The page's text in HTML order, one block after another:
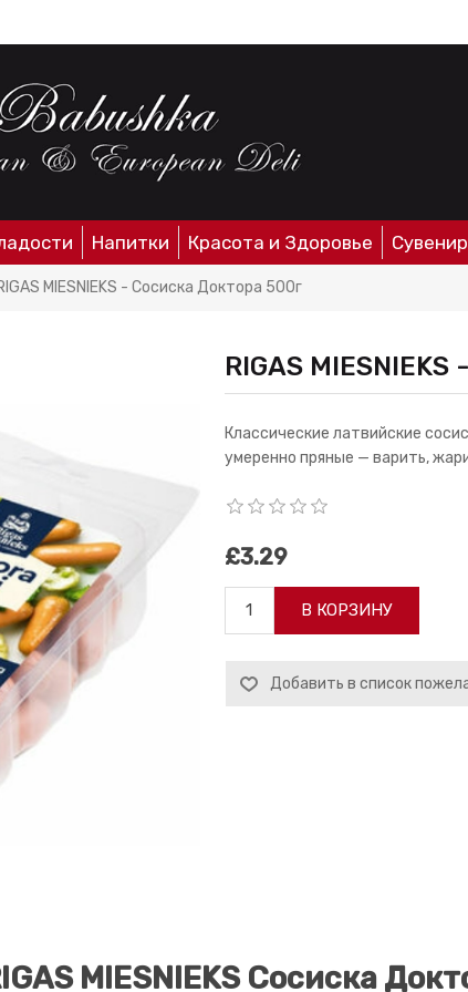
Напитки Красота и Здоровье
MIESNIEKS - Сосиска Доктора 500г
RIGAS
Классические латвийские
умеренно пряные — варить,
£3.29
В КОРЗИНУ
Добавить в список
MIESNIEKS Сосиска